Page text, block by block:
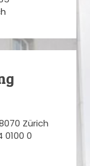
Zürich
0100 0